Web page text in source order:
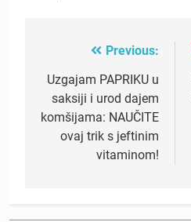
navigation
Previous:
Uzgajam PAPRIKU u
saksiji i urod dajem
komšijama: NAUČITE
ovaj trik s jeftinim
vitaminom!